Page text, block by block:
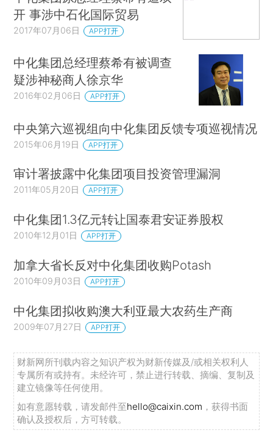
开 事涉中石化国际贸易
2017年07月06日 APP打开
中化集团总经理蔡希有被调查
疑涉神秘商人徐京华
2016年02月06日 APP打开
中央第六巡视组向中化集团反馈专项巡视情况
2015年06月19日 APP打开
审计署披露中化集团项目投资管理漏洞
2011年05月20日 APP打开
中化集团1.3亿元转让国泰君安证券股权
2010年12月01日 APP打开
加拿大省长反对中化集团收购Potash
2010年09月03日 APP打开
中化集团拟收购澳大利亚最大农药生产商
2009年07月27日 APP打开
财新网所刊载内容之知识产权为财新传媒及/或相关权利人
专属所有或持有。未经许可，禁止进行转载、摘编、复制及
建立镜像等任何使用。
如有意愿转载，请发邮件至hello@caixin.com ，获得书面
确认及授权后，方可转载。